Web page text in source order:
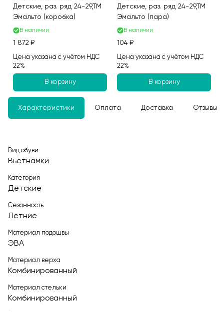
Детские, раз. ряд 24-29,ТМ
Эмальто (коробка)
В наличии
1 872 ₽
Цена указана с учётом НДС
22%
В корзину
Детские, раз. ряд 24-29,ТМ
Эмальто (пара)
В наличии
104 ₽
Цена указана с учётом НДС
22%
В корзину
Характеристики Оплата Доставка Отзывы
Вид обуви
Вьетнамки
Категория
Детские
Сезонность
Летние
Материал подошвы
ЭВА
Материал верха
Комбинированный
Материал стельки
Комбинированный